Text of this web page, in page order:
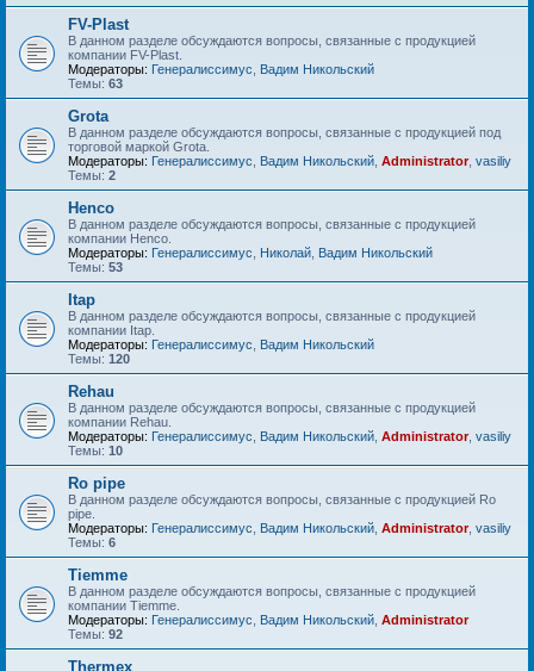
FV-Plast
В данном разделе обсуждаются вопросы, связанные с продукцией
компании FV-Plast.
Модераторы: Генералиссимус
Вадим Никольский
Темы: 63
Grota
В данном разделе обсуждаются вопросы, связанные с продукцией под
торговой маркой Grota.
Модераторы: Генералиссимус Вадим Никольский Administrator, vasiliy
Темы: 2
Henco
В данном разделе обсуждаются вопросы, связанные с продукцией
компании Henco.
Модераторы: Генералиссимус Николай Вадим Никольский
Темы: 53
Itap
В данном разделе обсуждаются вопросы, связанные с продукцией
компании Itap.
Модераторы: Генералиссимус
Вадим Никольский
Темы: 120
Rehau
В данном разделе обсуждаются вопросы, связанные с продукцией
компании Rehau.
Модераторы: Генералиссимус Вадим Никольский Administrator, vasiliy
Темы: 10
Ro pipe
В данном разделе обсуждаются вопросы, связанные с продукцией Ro
pipe.
Модераторы: Генералиссимус Вадим Никольский Administrator, vasiliy
Темы: 6
Tiemme
В данном разделе обсуждаются вопросы, связанные с продукцией
компании Tiemme.
Модераторы: Генералиссимус Вадим Никольский Administrator
Темы: 92
Thermex